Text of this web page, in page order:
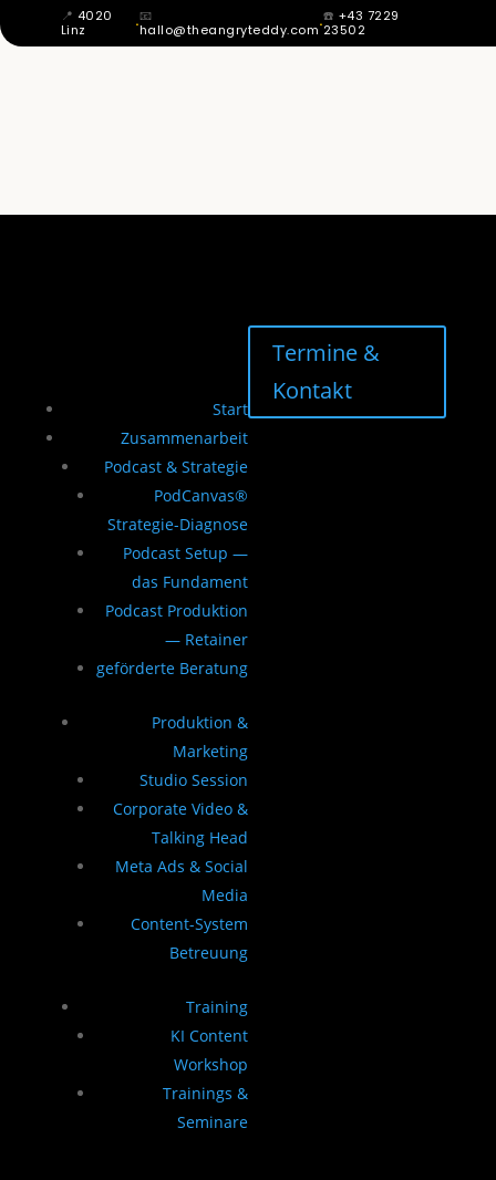
📍 4020
Linz
·📧
hallo@theangryteddy.com·☎️ +43 7229
23502
Start
Zusammenarbeit
Podcast & Strategie
PodCanvas®
Strategie-Diagnose
Podcast Setup —
das Fundament
Podcast Produktion
— Retainer
geförderte Beratung
Produktion &
Marketing
Studio Session
Corporate Video &
Talking Head
Meta Ads & Social
Media
Content-System
Betreuung
Training
KI Content
Workshop
Trainings &
Seminare
Termine &
Kontakt